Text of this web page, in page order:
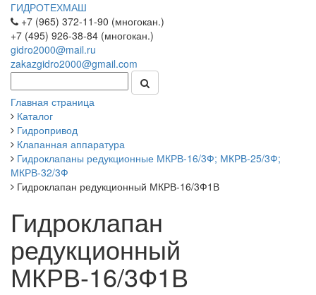
ГИДРОТЕХМАШ
+7 (965) 372-11-90 (многокан.)
+7 (495) 926-38-84 (многокан.)
gidro2000@mail.ru
zakazgidro2000@gmail.com
Главная страница
Каталог
Гидропривод
Клапанная аппаратура
Гидроклапаны редукционные МКРВ-16/3Ф; МКРВ-25/3Ф;
МКРВ-32/3Ф
Гидроклапан редукционный МКРВ-16/3Ф1В
Гидроклапан
редукционный
МКРВ-16/3Ф1В